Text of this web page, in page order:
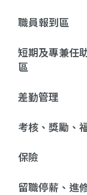
職員報到區
短期及專兼任
區
差勤管理
考核、獎勵、
保險
留職停薪、進